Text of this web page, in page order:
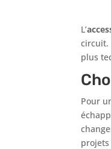
L’
circuit.
plus
Pour